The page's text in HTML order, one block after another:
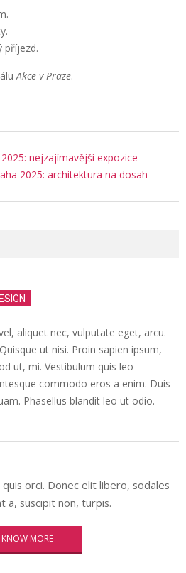
příjezd.
Akce v Praze.
nejzajímavější expozice
2025: architektura na dosah
aliquet nec, vulputate eget, arcu.
ut nisi. Proin sapien ipsum,
ut, mi. Vestibulum quis leo
commodo eros a enim. Duis
Phasellus blandit leo ut odio.
orci. Donec elit libero, sodales
a, suscipit non, turpis.
KNOW MORE